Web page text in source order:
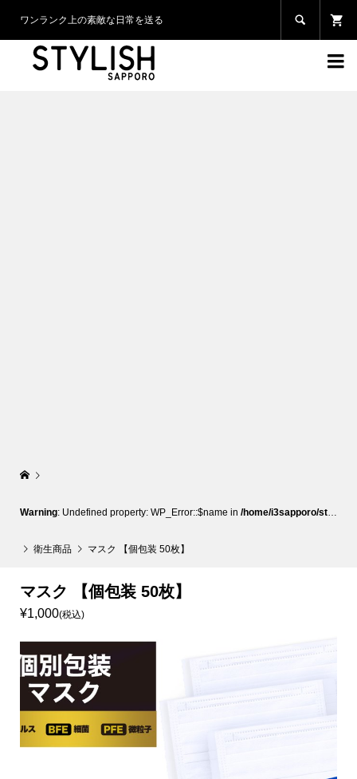
ワンランク上の素敵な日常を送る 

Warning: Undefined property: WP_Error::$name in /home/i3sapporo/stylish-sapporo.com/public_html/wp-content/themes/glamour_tcd073/template-parts/breadcrumb.php
衛生商品 マスク 【個包装 50枚】
マスク 【個包装 50枚】
¥1,000(税込)